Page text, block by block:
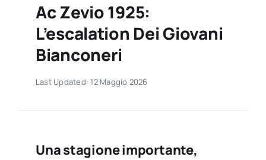
Ac Zevio 1925:
L’escalation Dei Giovani
Bianconeri
Last Updated: 12 Maggio 2026
Una stagione importante,